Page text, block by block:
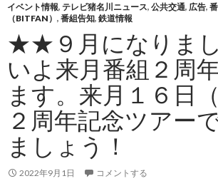
イベント情報, テレビ猪名川ニュース, 公共交通, 広告,
（BITFAN） , 番組告知, 鉄道情報
★★９月になりま
いよ来月番組２周
ます。来月１６日
２周年記念ツアー
ましょう！
2022年9月1日 コメントする